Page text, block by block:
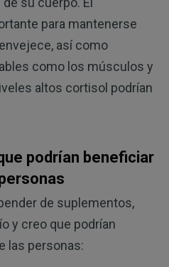
para mantenerse
así como
como los músculos y
altos cortisol podrían
podrían beneficiar
de suplementos,
y creo que podrían
las personas: